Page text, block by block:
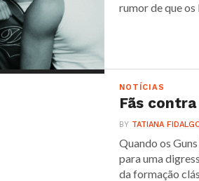
rumor de que
NOTÍCIAS
Fãs contra
BY TATIANA
Quando os
para uma
da formação